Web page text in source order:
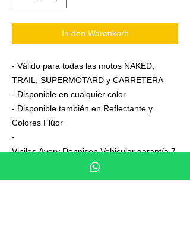
In den Warenkorb
- Válido para todas las motos NAKED,
TRAIL, SUPERMOTARD y CARRETERA
- Disponible en cualquier color
- Disponible también en Reflectante y
Colores Flúor
-
Vinilos Avery Dennison Vehicular garantía 7
- Junto a su pedido se adjuntan unas